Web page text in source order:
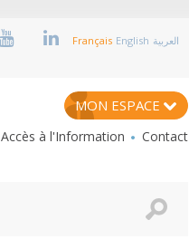
Français English العربية
MON ESPACE
Accès à l'Information Contact